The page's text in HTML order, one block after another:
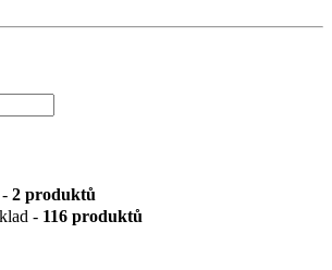
2 produktů
- 116 produktů